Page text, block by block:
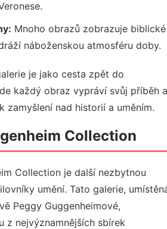
Mnoho obrazů zobrazuje biblické
náboženskou atmosféru doby.
je jako cesta zpět do
každý obraz vypráví svůj příběh a
zamyšlení nad historií a uměním.
Collection
Collection je další nezbytnou
umění. Tato galerie,
Peggy Guggenheimové,
z nejvýznamnějších sbírek